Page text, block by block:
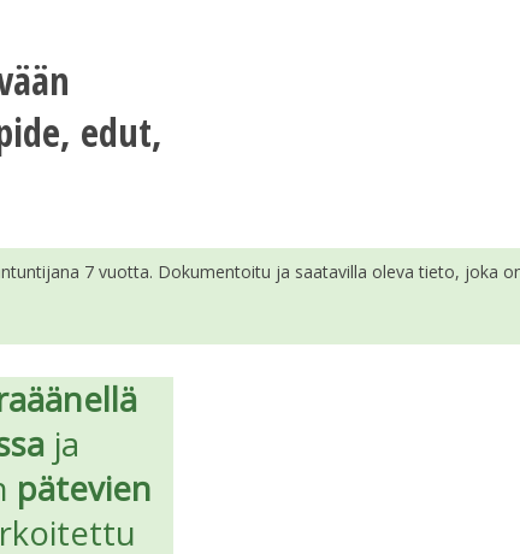
edut,
7 vuotta. Dokumentoitu ja saatavilla oleva tieto, joka
ja
pätevien